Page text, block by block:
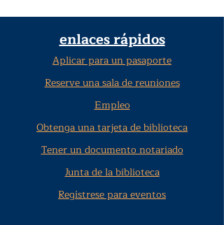
enlaces rápidos
Aplicar para un pasaporte
Reserve una sala de reuniones
Empleo
Obtenga una tarjeta de biblioteca
Tener un documento notariado
Junta de la biblioteca
Regístrese para eventos